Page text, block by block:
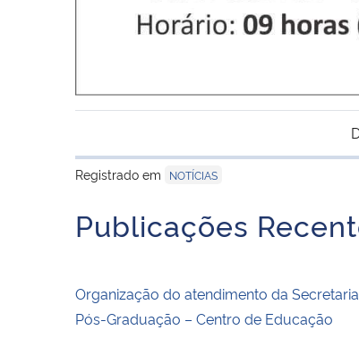
Registrado em
NOTÍCIAS
Publicações
Organização do atendimento da
Pós-Graduação – Centro de Educação